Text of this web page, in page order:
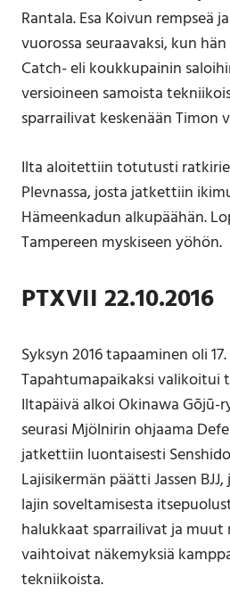
Rantala. Esa Koivun rempseä
vuorossa seuraavaksi, kun
Catch- eli koukkupainin
versioineen samoista
sparrailivat keskenään Timon
Ilta aloitettiin totutusti
Plevnassa, josta jatkettiin
Hämeenkadun alkupäähän.
Tampereen myskiseen yöhön.
PTXVII 22.10.2016
Syksyn 2016 tapaaminen oli
Tapahtumapaikaksi valikoitui
Iltapäivä alkoi Okinawa Gōjū-
seurasi Mjölnirin ohjaama
jatkettiin luontaisesti
Lajisikermän päätti Jassen
lajin soveltamisesta
halukkaat sparrailivat ja
vaihtoivat näkemyksiä
tekniikoista.